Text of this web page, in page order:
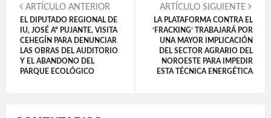
ARTÍCULO ANTERIOR
EL DIPUTADO REGIONAL DE
IU, JOSÉ Aº PUJANTE, VISITA
CEHEGÍN PARA DENUNCIAR
LAS OBRAS DEL AUDITORIO
Y EL ABANDONO DEL
PARQUE ECOLÓGICO
ARTÍCULO SIGUIENTE
LA PLATAFORMA CONTRA EL
‘FRACKING’ TRABAJARÁ POR
UNA MAYOR IMPLICACIÓN
DEL SECTOR AGRARIO DEL
NOROESTE PARA IMPEDIR
ESTA TÉCNICA ENERGÉTICA